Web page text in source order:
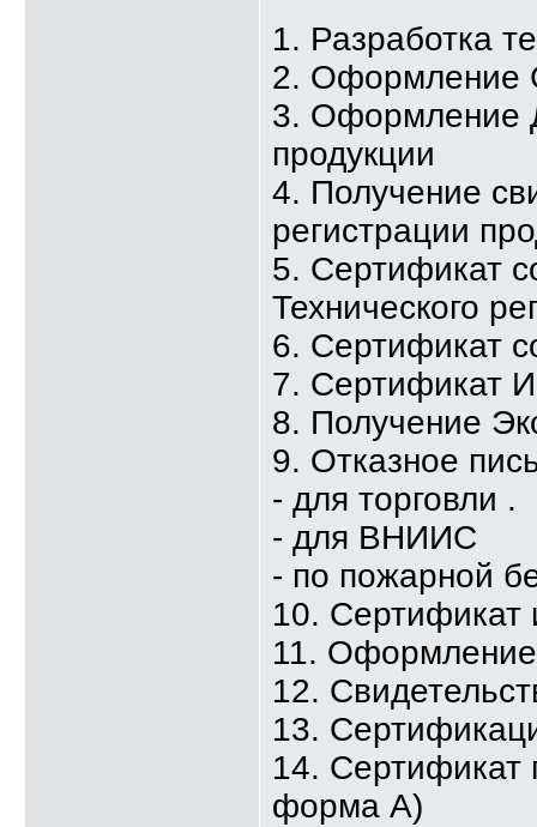
1. Разработка
2. Оформление
3. Оформление
продукции
4. Получение
регистрации
5. Сертификат
Технического
6. Сертификат
7. Сертификат
8. Получение
9. Отказное
- для торговли .
- для ВНИИС
- по пожарной
10. Сертификат
11.
12.
13.
14. Сертификат
форма А)